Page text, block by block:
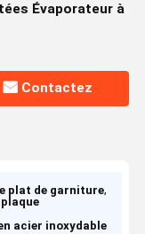
Évaporateur à
Contactez
plat de garniture,
acier inoxydable